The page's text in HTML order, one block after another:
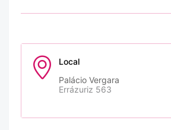
Local
Palácio Vergara
Errázuriz 563